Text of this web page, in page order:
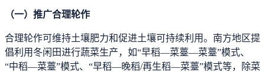
（一）推广合理轮作
合理轮作可维持土壤肥力和促进土壤可持续利用。南方地区提
倡利用冬闲田进行蔬菜生产，如“早稻—菜薹—菜薹”模式、
“中稻—菜薹”模式、“早稻—晚稻/再生稻—菜薹”模式等，除菜